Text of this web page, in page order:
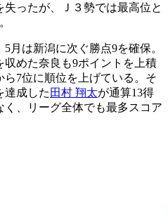
ったが、Ｊ３勢では最高位と
月は新潟に次ぐ勝点9を確保。
めた奈良も9ポイントを上積
7位に順位を上げている。そ
達成した 田村 翔太が通算13得
、リーグ全体でも最多スコア